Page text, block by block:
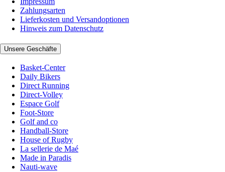
Zahlungsarten
Lieferkosten und Versandoptionen
Hinweis zum Datenschutz
Unsere Geschäfte
Basket-Center
Daily Bikers
Direct Running
Direct-Volley
Espace Golf
Foot-Store
Golf and co
Handball-Store
House of Rugby
La sellerie de Maé
Made in Paradis
Nauti-wave